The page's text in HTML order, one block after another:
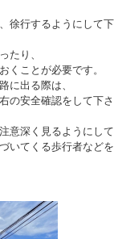
徐行するようにして
たり、
くことが必要です。
に出る際は、
の安全確認をして下
意深く見るようにし
いてくる歩行者など